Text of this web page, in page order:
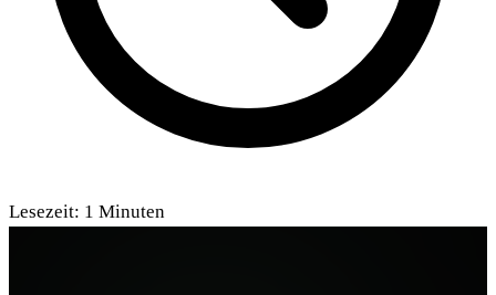
Lesezeit: 1 Minuten